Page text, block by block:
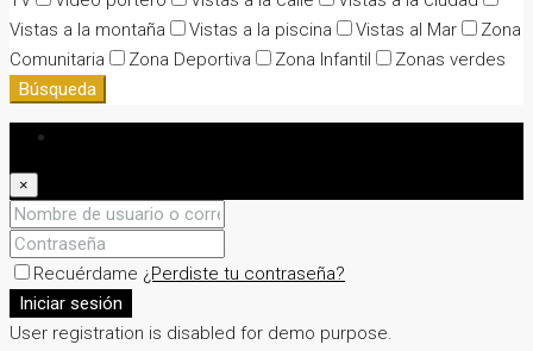
Vistas a la montaña
Vistas a la piscina Vistas al Mar
Zona
Comunitaria
Zona Deportiva Zona Infantil
Zonas verdes
Búsqueda
×
Recuérdame ¿Perdiste tu contraseña?
Iniciar sesión
User registration is disabled for demo purpose.